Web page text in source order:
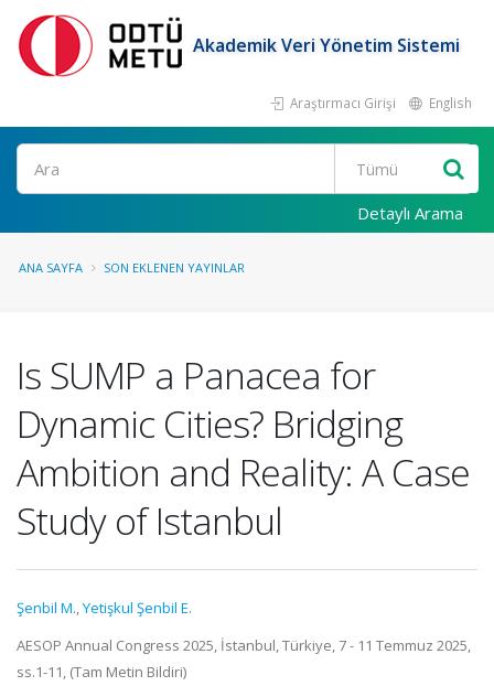
Akademik Veri Yönetim Sistemi
Araştırmacı Girişi English
Ara
Detaylı Arama
ANA SAYFA SON EKLENEN YAYINLAR
Is SUMP a Panacea for
Dynamic Cities? Bridging
Ambition and Reality: A Case
Study of Istanbul
Şenbil M.,Yetişkul Şenbil E.
AESOP Annual Congress 2025, İstanbul, Türkiye, 7 - 11 Temmuz 2025,
ss.1-11, (Tam Metin Bildiri)